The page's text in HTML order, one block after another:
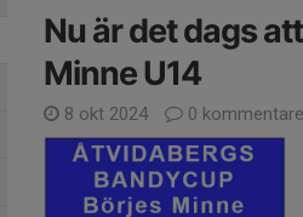
Nu är det dags
Minne U14
8 okt 2024
0